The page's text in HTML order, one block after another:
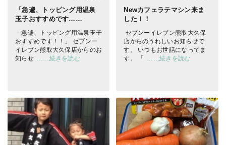
「急遽、トッピング用温泉
玉子おすすめです……
「急遽、トッピング用温泉玉子
おすすめです！！」 セブンー
イレブン熊取大久保店からのお
知らせ ……続きを読む
Newカフェラテマシン来ま
した！！
セブンーイレブン熊取大久保
店からのうれしいお知らせで
す。 いつもお世話になってま
す。 「
……続きを読む